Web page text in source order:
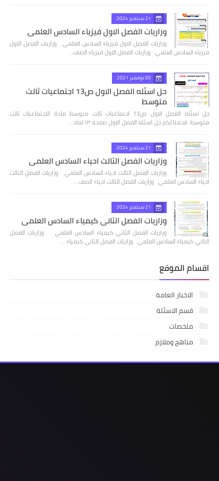
21 سبتمبر 2024
وزاريات الفصل الاول فيزياء السادس العلمي
وزاريات الفصل الاول فيزياء السادس العلمي وزاريات الفصل الاول
فيزياء السادس العلمي وزاريات الفصل الاول فيزياء الصف…
05 نوفمبر 2021
حل اسئله الفصل الاول ص13 اجتماعيات ثالث
متوسط
حل اسئله الفصل الاول ص13 اجتماعيات ثالث متوسط مادة الاجتماعيات ثالث
متوسط قدمنا لكم حل اسئله الفصل الاول صفحه ١٣ لماد…
21 سبتمبر 2024
وزاريات الفصل الثالث احياء السادس العلمي
وزاريات الفصل الثالث احياء السادس العلمي وزاريات الفصل الثالث
احياء السادس العلمي وزاريات الفصل الثالث احياء الصف…
21 سبتمبر 2024
وزاريات الفصل الثاني كيمياء السادس العلمي
وزاريات الفصل الثاني كيمياء السادس العلمي وزاريات الفصل
الثاني كيمياء السادس العلمي وزاريات الفصل الثاني كيمياء …
اقسام الموقع
الاخبار العامة
قسم الاسئلة
ملخصات
مناهج وملازم